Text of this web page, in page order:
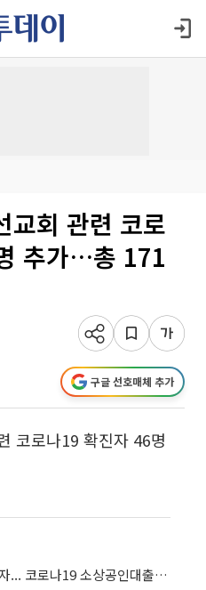
회 관련 코로
추가…총 171
구글 선호매체 추가
코로나19 확진자 46명
‘금리 인하·특별지원책’ 내놓자... 코로나19 소상공인대출 수요 급증